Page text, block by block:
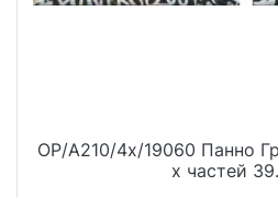
OP/A210/4x/19060 Панно
х частей